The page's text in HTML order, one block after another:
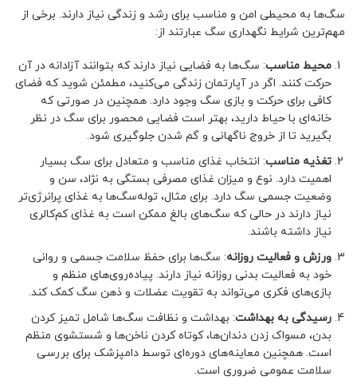
سگ‌ها به محیطی امن و مناسب برای رشد و زندگی نیاز دارند. برخی از
مهم‌ترین شرایط نگهداری سگ عبارتند از:
محیط مناسب: سگ‌ها به فضایی نیاز دارند که بتوانند آزادانه در آن
حرکت کنند. اگر در آپارتمان زندگی می‌کنید، مطمئن شوید که فضای
کافی برای حرکت و بازی سگ وجود دارد. همچنین در صورتی که
خانه‌ای با حیاط دارید، بهتر است فضایی محصور برای سگ در نظر
بگیرید تا از خروج ناگهانی و گم شدن جلوگیری شود.
تغذیه مناسب: انتخاب غذای مناسب و متعادل برای سگ بسیار
اهمیت دارد. نوع و میزان غذای مصرفی بستگی به نژاد، سن و
وضعیت جسمی سگ دارد. برای مثال، توله‌سگ‌ها به غذای پرانرژی‌تر
نیاز دارند در حالی که سگ‌های بالغ ممکن است به غذای کم‌کالری
نیاز داشته باشند.
ورزش و فعالیت روزانه: سگ‌ها برای حفظ سلامت جسمی و روانی
خود به فعالیت بدنی روزانه نیاز دارند. پیاده‌روی‌های منظم و
بازی‌های فکری می‌تواند به تقویت عضلات و ذهن سگ کمک کند.
رسیدگی به بهداشت: بهداشت و نظافت سگ‌ها شامل تمیز کردن
بدن، مسواک زدن دندان‌ها، کوتاه کردن ناخن‌ها و شستشوی منظم
است. همچنین معاینه‌های دوره‌ای توسط دامپزشک برای بررسی
سلامت عمومی ضروری است.